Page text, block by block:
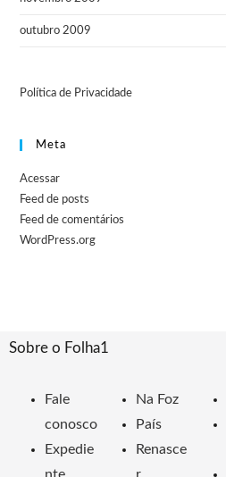
outubro 2009
Política de Privacidade
Meta
Acessar
Feed de posts
Feed de comentários
WordPress.org
Sobre o Folha1
Fale
conosco
Expedie
nte
Na Foz
País
Renasce
r